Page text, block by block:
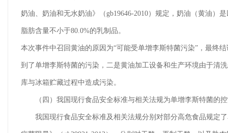
奶油、奶油和无水奶油》（gb19646-2010）规定，奶油（黄油
脂肪含量不小于80.0%的乳制品。
本次事件中召回黄油的原因为“可能受单增李斯特菌污染”，最终
到了单增李斯特菌的污染，二是黄油加工设备和生产环境由于清
库与冰箱贮藏过程中造成污染。
（四）我国现行食品安全标准与相关法规为单增李斯特菌的控
我国现行食品安全标准及相关法规分别对部分高危食品规定了